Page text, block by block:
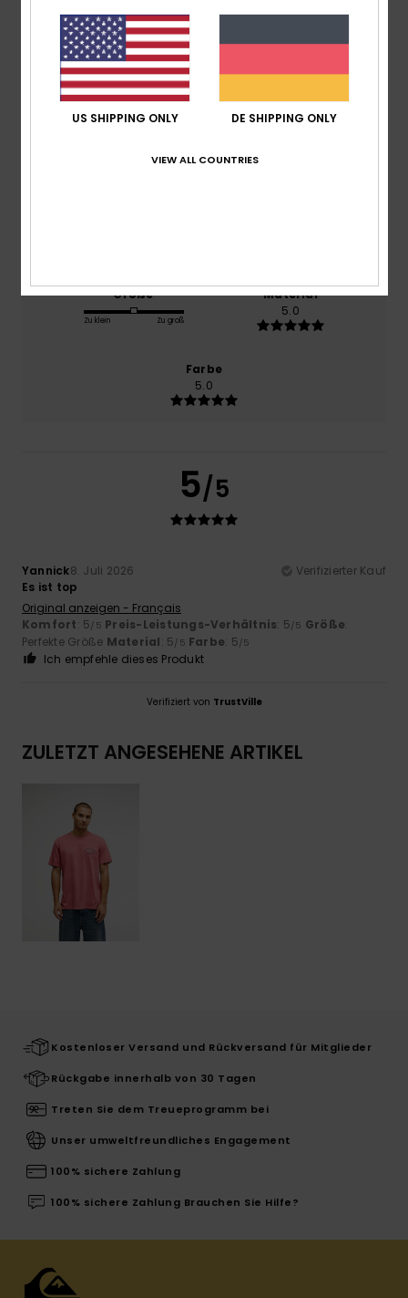
basierend auf1 verifizierten Bewertungen
100% unserer Kunden empfehlen dieses Produkt
5.0
Größe
Zu klein Zu groß
Material
5.0
Farbe
5.0
5/5
Yannick8. Juli 2026
Verifizierter Kauf
Es ist top
Original anzeigen - Français
Komfort: 5/5 Preis-Leistungs-Verhältnis: 5/5 Größe:
Perfekte Größe Material: 5/5 Farbe: 5/5
Ich empfehle dieses Produkt
Verifiziert von TrustVille
ZULETZT ANGESEHENE ARTIKEL
Kostenloser Versand und Rückversand für Mitglieder
Rückgabe innerhalb von 30 Tagen
Treten Sie dem Treueprogramm bei
Unser umweltfreundliches Engagement
100% sichere Zahlung
100% sichere Zahlung Brauchen Sie Hilfe?
US SHIPPING ONLY DE SHIPPING ONLY
VIEW ALL COUNTRIES